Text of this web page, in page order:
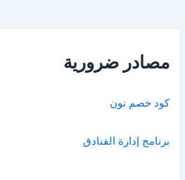
مصادر ضرورية
كود خصم نون
برنامج إدارة الفنادق